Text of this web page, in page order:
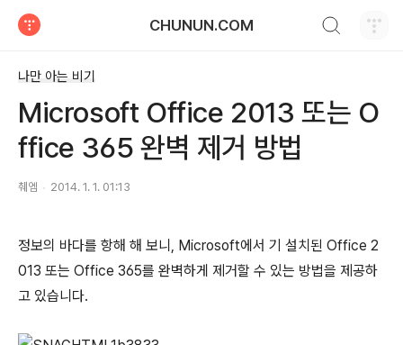
CHUNUN.COM
나만 아는 비기
Microsoft Office 2013 또는 O
ffice 365 완벽 제거 방법
췌엠 2014. 1. 1. 01:13
정보의 바다를 항해 해 보니, Microsoft에서 기 설치된 Office 2
013 또는 Office 365를 완벽하게 제거할 수 있는 방법을 제공하
고 있습니다.